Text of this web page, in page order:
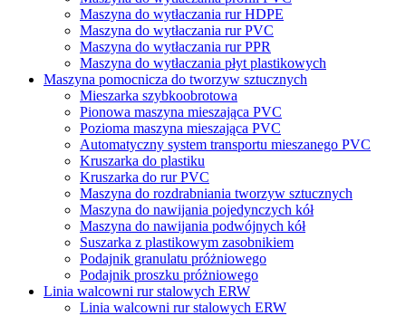
Maszyna do wytłaczania rur HDPE
Maszyna do wytłaczania rur PVC
Maszyna do wytłaczania rur PPR
Maszyna do wytłaczania płyt plastikowych
Maszyna pomocnicza do tworzyw sztucznych
Mieszarka szybkoobrotowa
Pionowa maszyna mieszająca PVC
Pozioma maszyna mieszająca PVC
Automatyczny system transportu mieszanego PVC
Kruszarka do plastiku
Kruszarka do rur PVC
Maszyna do rozdrabniania tworzyw sztucznych
Maszyna do nawijania pojedynczych kół
Maszyna do nawijania podwójnych kół
Suszarka z plastikowym zasobnikiem
Podajnik granulatu próżniowego
Podajnik proszku próżniowego
Linia walcowni rur stalowych ERW
Linia walcowni rur stalowych ERW